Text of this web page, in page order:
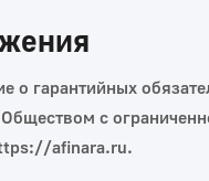
о гарантийных
с
afinara.ru.